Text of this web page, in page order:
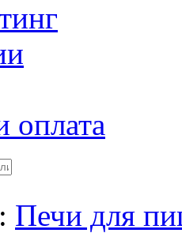
оплата
Печи для